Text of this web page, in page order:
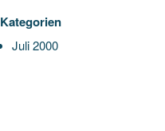
Kategorien
Juli 2000